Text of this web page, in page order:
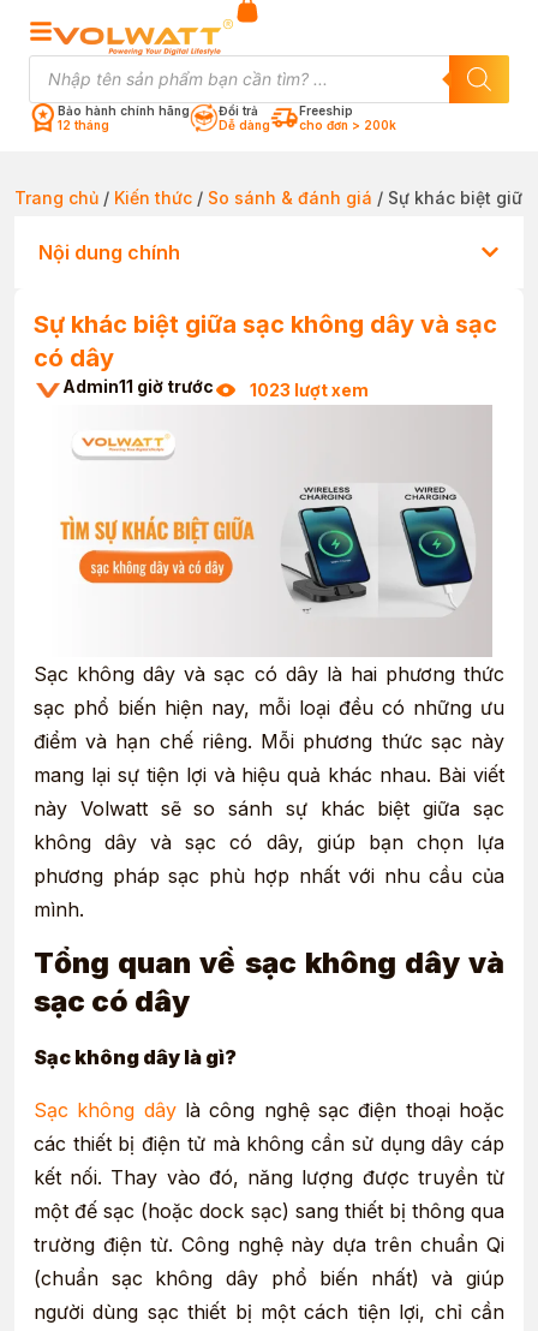
Bảo hành chính hãng
12 tháng
Đổi trả
Dễ dàng
Freeship
cho đơn > 200k
Trang chủ / Kiến thức / So sánh & đánh giá / Sự khác biệt
Nội dung chính
Sự khác biệt giữa sạc không dây và sạc
có dây
Admin11 giờ trước 1023 lượt xem
Sạc không dây và sạc có dây là hai phương thức
sạc phổ biến hiện nay, mỗi loại đều có những ưu
điểm và hạn chế riêng. Mỗi phương thức sạc này
mang lại sự tiện lợi và hiệu quả khác nhau. Bài viết
này Volwatt sẽ so sánh sự khác biệt giữa sạc
không dây và sạc có dây, giúp bạn chọn lựa
phương pháp sạc phù hợp nhất với nhu cầu của
mình.
Tổng quan về sạc không dây và
sạc có dây
Sạc không dây là gì?
Sạc không dâylà công nghệ sạc điện thoại hoặc
các thiết bị điện tử mà không cần sử dụng dây cáp
kết nối. Thay vào đó, năng lượng được truyền từ
một đế sạc (hoặc dock sạc) sang thiết bị thông qua
trường điện từ. Công nghệ này dựa trên chuẩn Qi
(chuẩn sạc không dây phổ biến nhất) và giúp
người dùng sạc thiết bị một cách tiện lợi, chỉ cần